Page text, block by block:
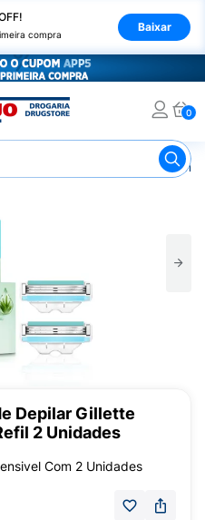
compra
Baixar
0
Aparelhos e
Depilar Gillette
2 Unidades
Com 2 Unidades